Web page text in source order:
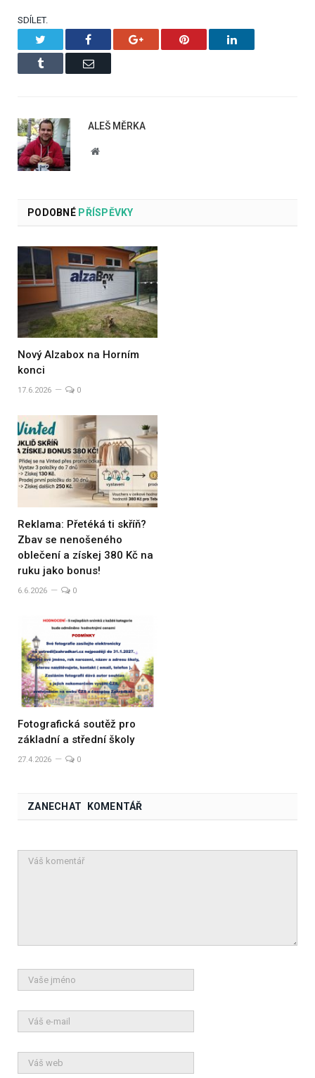
SDÍLET.
Facebook Google+ Pinterest LinkedIn
Tumblr Email
ALEŠ MĚRKA
Website
PODOBNÉPŘÍSPĚVKY
Nový Alzabox na Horním
konci
17.6.2026 0
Reklama: Přetéká ti skříň?
Zbav se nenošeného
oblečení a získej 380 Kč na
ruku jako bonus!
6.6.2026 0
Fotografická soutěž pro
základní a střední školy
27.4.2026 0
ZANECHAT KOMENTÁŘ